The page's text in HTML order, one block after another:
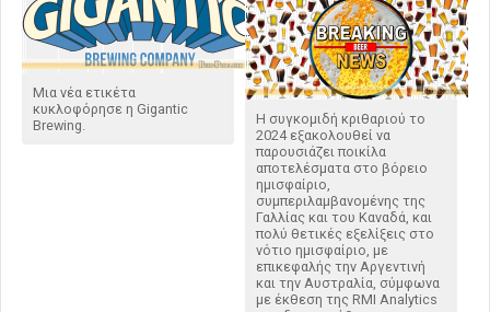
Μια νέα ετικέτα
κυκλοφόρησε η Gigantic
Brewing.
Η συγκομιδή κριθαριού το
2024 εξακολουθεί να
παρουσιάζει ποικίλα
αποτελέσματα στο βόρειο
ημισφαίριο,
συμπεριλαμβανομένης της
Γαλλίας και του Καναδά, και
πολύ θετικές εξελίξεις στο
νότιο ημισφαίριο, με
επικεφαλής την Αργεντινή
και την Αυστραλία, σύμφωνα
με έκθεση της RMI Analytics